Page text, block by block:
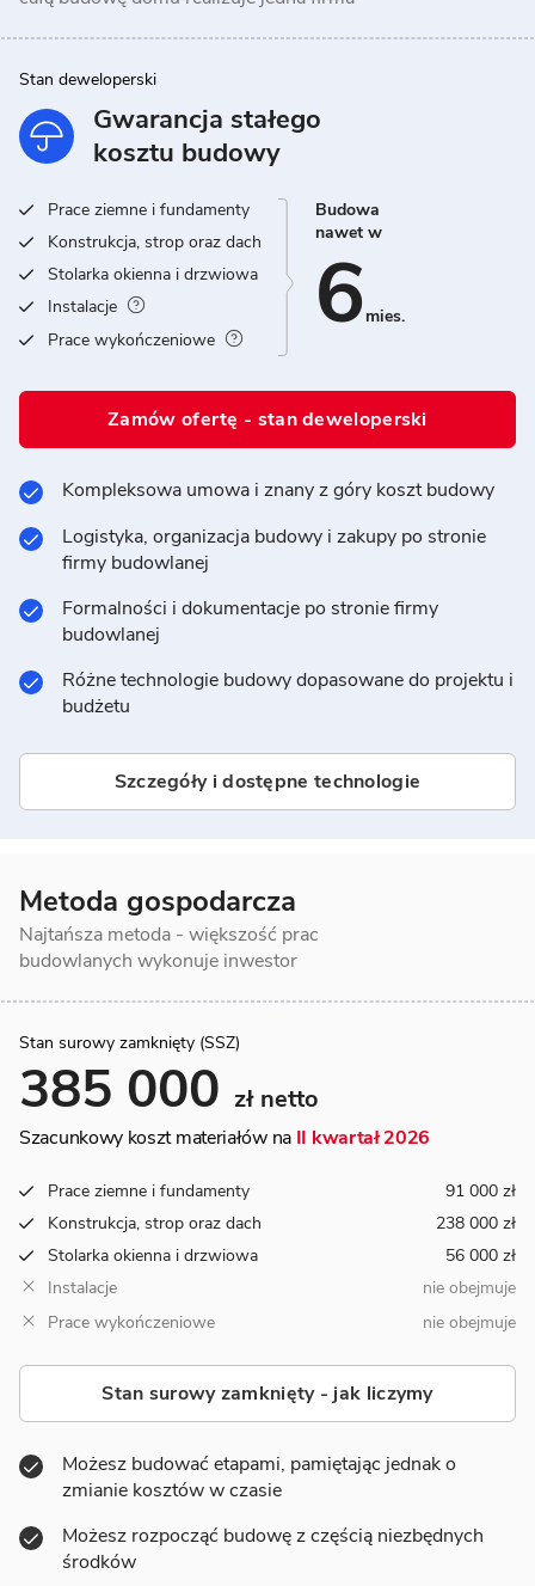
Metoda gospodarcza
Najtańsza metoda - większość prac
budowlanych wykonuje inwestor
Stan surowy zamknięty (SSZ)
385 000 zł netto
Szacunkowy koszt materiałów na II kwartał 2026
Prace ziemne i fundamenty
91 000 zł
Konstrukcja, strop oraz dach
238 000 zł
Stolarka okienna i drzwiowa
56 000 zł
Instalacje
nie obejmuje
Prace wykończeniowe
nie obejmuje
Stan surowy zamknięty - jak liczymy
Możesz budować etapami, pamiętając jednak o
zmianie kosztów w czasie
Możesz rozpocząć budowę z częścią niezbędnych
środków
Stan deweloperski
Gwarancja stałego
kosztu budowy
Prace ziemne i fundamenty
Konstrukcja, strop oraz dach
Stolarka okienna i drzwiowa
Instalacje
Prace wykończeniowe
Budowa
nawet w
6 mies.
Zamów ofertę - stan deweloperski
Kompleksowa umowa i znany z góry koszt budowy
Logistyka, organizacja budowy i zakupy po stronie
firmy budowlanej
Formalności i dokumentacje po stronie firmy
budowlanej
Różne technologie budowy dopasowane do projektu i
budżetu
Szczegóły i dostępne technologie